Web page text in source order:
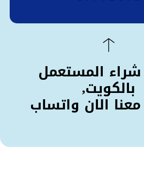
شراء المستعمل
بالكويت,
الان واتساب